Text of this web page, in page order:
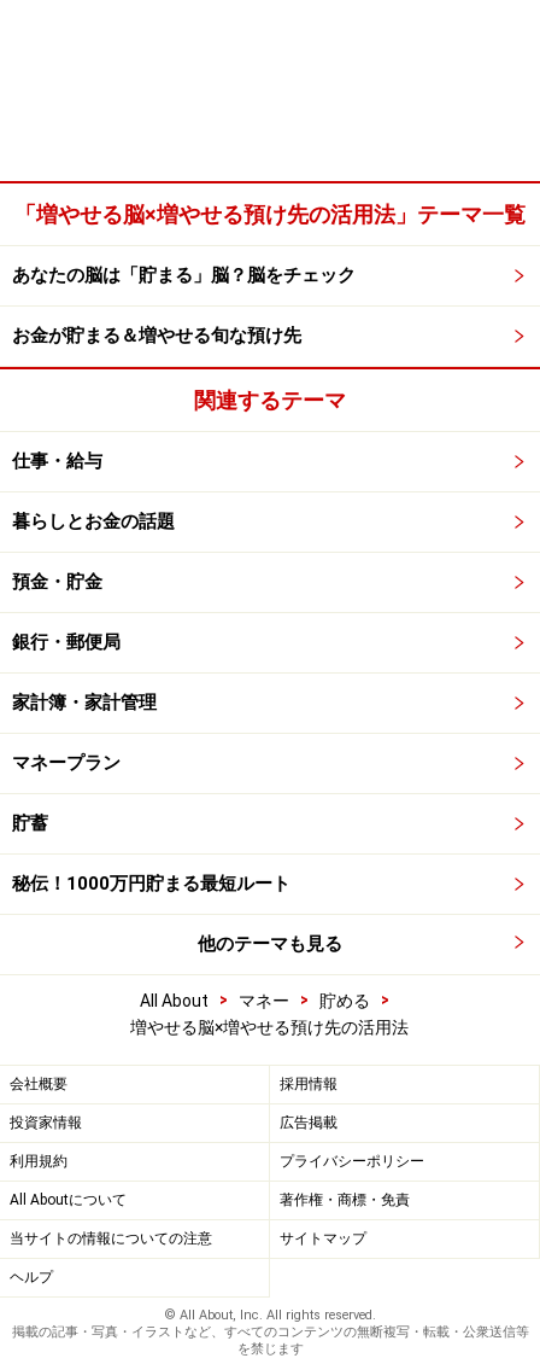
「増やせる脳×増やせる預け先の活用法」テーマ一覧
あなたの脳は「貯まる」脳？脳をチェック
お金が貯まる＆増やせる旬な預け先
関連するテーマ
仕事・給与
暮らしとお金の話題
預金・貯金
銀行・郵便局
家計簿・家計管理
マネープラン
貯蓄
秘伝！1000万円貯まる最短ルート
他のテーマも見る
All About > マネー > 貯める
>
増やせる脳×増やせる預け先の活用法
会社概要 採用情報
投資家情報 広告掲載
利用規約 プライバシーポリシー
All Aboutについて 著作権・商標・免責
当サイトの情報についての注意 サイトマップ
ヘルプ
© All About, Inc. All rights reserved.
掲載の記事・写真・イラストなど、すべてのコンテンツの無断複写・転載・公衆送信等
を禁じます